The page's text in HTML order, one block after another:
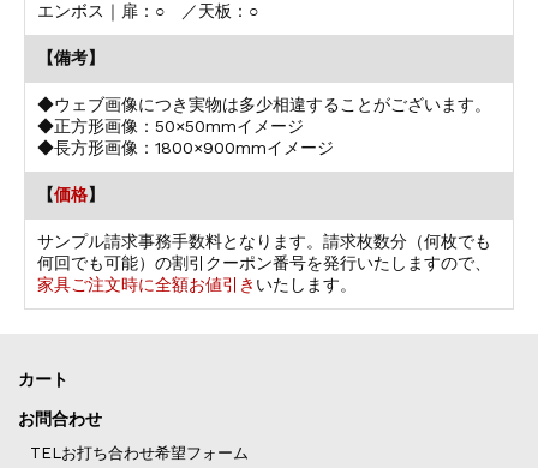
エンボス｜扉：○ ／天板：○
【備考】
◆ウェブ画像につき実物は多少相違することがございます。
◆正方形画像：50×50mmイメージ
◆長方形画像：1800×900mmイメージ
【価格】
サンプル請求事務手数料となります。請求枚数分（何枚でも
何回でも可能）の割引クーポン番号を発行いたしますので、
家具ご注文時に全額お値引き いたします。
カート
お問合わせ
TELお打ち合わせ希望フォーム